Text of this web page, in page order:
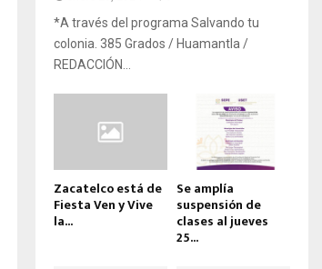
*A través del programa Salvando tu
colonia. 385 Grados / Huamantla /
REDACCIÓN...
Zacatelco está de
Fiesta Ven y Vive
la...
Se amplía
suspensión de
clases al jueves
25...